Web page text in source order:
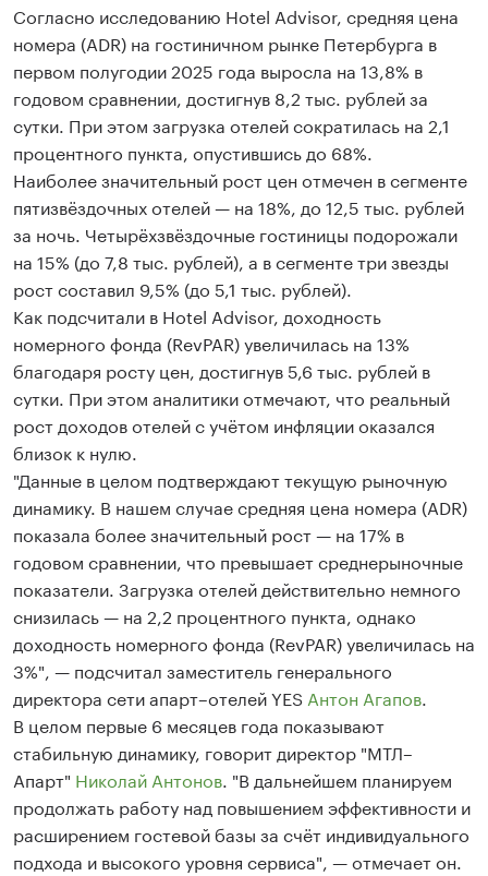
Согласно исследованию Hotel Advisor, средняя цена
номера (ADR) на гостиничном рынке Петербурга в
первом полугодии 2025 года выросла на 13,8% в
годовом сравнении, достигнув 8,2 тыс. рублей за
сутки. При этом загрузка отелей сократилась на 2,1
процентного пункта, опустившись до 68%.
Наиболее значительный рост цен отмечен в сегменте
пятизвёздочных отелей — на 18%, до 12,5 тыс. рублей
за ночь. Четырёхзвёздочные гостиницы подорожали
на 15% (до 7,8 тыс. рублей), а в сегменте три звезды
рост составил 9,5% (до 5,1 тыс. рублей).
Как подсчитали в Hotel Advisor, доходность
номерного фонда (RevPAR) увеличилась на 13%
благодаря росту цен, достигнув 5,6 тыс. рублей в
сутки. При этом аналитики отмечают, что реальный
рост доходов отелей с учётом инфляции оказался
близок к нулю.
"Данные в целом подтверждают текущую рыночную
динамику. В нашем случае средняя цена номера (ADR)
показала более значительный рост — на 17% в
годовом сравнении, что превышает среднерыночные
показатели. Загрузка отелей действительно немного
снизилась — на 2,2 процентного пункта, однако
доходность номерного фонда (RevPAR) увеличилась на
3%", — подсчитал заместитель генерального
директора сети апарт–отелей YES Антон Агапов.
В целом первые 6 месяцев года показывают
стабильную динамику, говорит директор "МТЛ–
Апарт" Николай Антонов. "В дальнейшем планируем
продолжать работу над повышением эффективности и
расширением гостевой базы за счёт индивидуального
подхода и высокого уровня сервиса", — отмечает он.